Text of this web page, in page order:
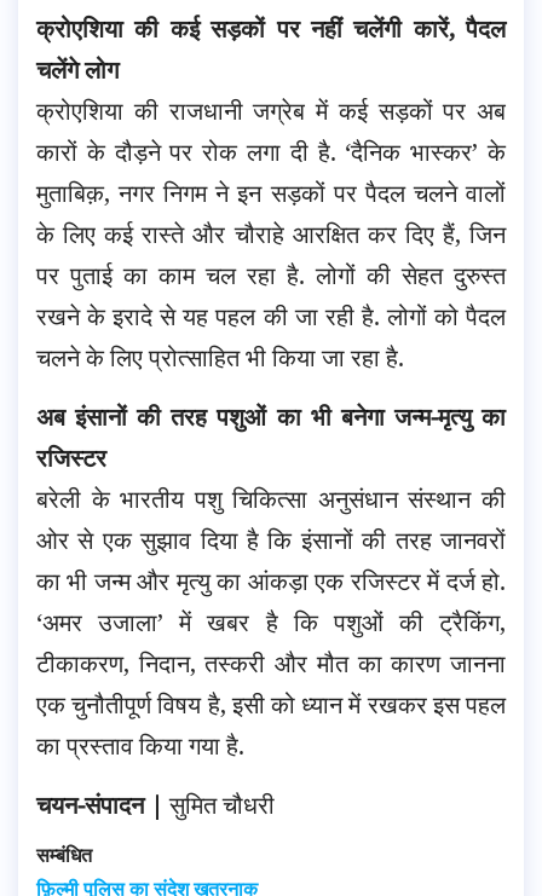
क्रोएशिया की कई सड़कों पर नहीं चलेंगी कारें, पैदल
चलेंगे लोग
क्रोएशिया की राजधानी जग्रेब में कई सड़कों पर अब
कारों के दौड़ने पर रोक लगा दी है. ‘दैनिक भास्कर’ के
मुताबिक़, नगर निगम ने इन सड़कों पर पैदल चलने वालों
के लिए कई रास्ते और चौराहे आरक्षित कर दिए हैं, जिन
पर पुताई का काम चल रहा है. लोगों की सेहत दुरुस्त
रखने के इरादे से यह पहल की जा रही है. लोगों को पैदल
चलने के लिए प्रोत्साहित भी किया जा रहा है.
अब इंसानों की तरह पशुओं का भी बनेगा जन्म-मृत्यु का
रजिस्टर
बरेली के भारतीय पशु चिकित्सा अनुसंधान संस्थान की
ओर से एक सुझाव दिया है कि इंसानों की तरह जानवरों
का भी जन्म और मृत्यु का आंकड़ा एक रजिस्टर में दर्ज हो.
‘अमर उजाला’ में खबर है कि पशुओं की ट्रैकिंग,
टीकाकरण, निदान, तस्करी और मौत का कारण जानना
एक चुनौतीपूर्ण विषय है, इसी को ध्यान में रखकर इस पहल
का प्रस्ताव किया गया है.
चयन-संपादन | सुमित चौधरी
सम्बंधित
फ़िल्मी पुलिस का संदेश ख़तरनाक